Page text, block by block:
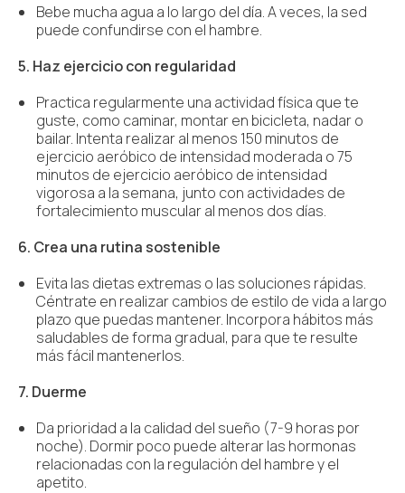
Bebe mucha agua a lo largo del día. A veces, la sed
puede confundirse con el hambre.
5. Haz ejercicio con regularidad
Practica regularmente una actividad física que te
guste, como caminar, montar en bicicleta, nadar o
bailar. Intenta realizar al menos 150 minutos de
ejercicio aeróbico de intensidad moderada o 75
minutos de ejercicio aeróbico de intensidad
vigorosa a la semana, junto con actividades de
fortalecimiento muscular al menos dos días.
6. Crea una rutina sostenible
Evita las dietas extremas o las soluciones rápidas.
Céntrate en realizar cambios de estilo de vida a largo
plazo que puedas mantener. Incorpora hábitos más
saludables de forma gradual, para que te resulte
más fácil mantenerlos.
7. Duerme
Da prioridad a la calidad del sueño (7-9 horas por
noche). Dormir poco puede alterar las hormonas
relacionadas con la regulación del hambre y el
apetito.